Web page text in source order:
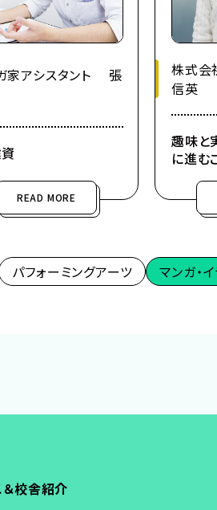
家アシスタント 張
READ MORE
株式会
信英
趣味と
に進む
パフォーミングアーツ マンガ・
＆校舎紹介